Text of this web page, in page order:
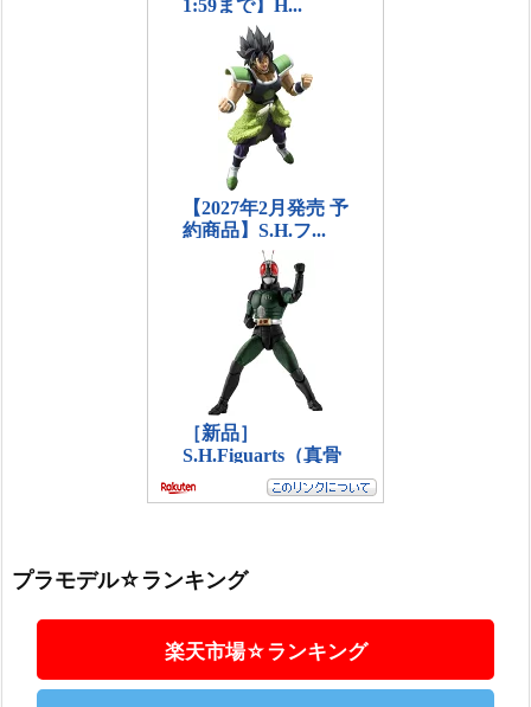
プラモデル☆ランキング
楽天市場☆ランキング